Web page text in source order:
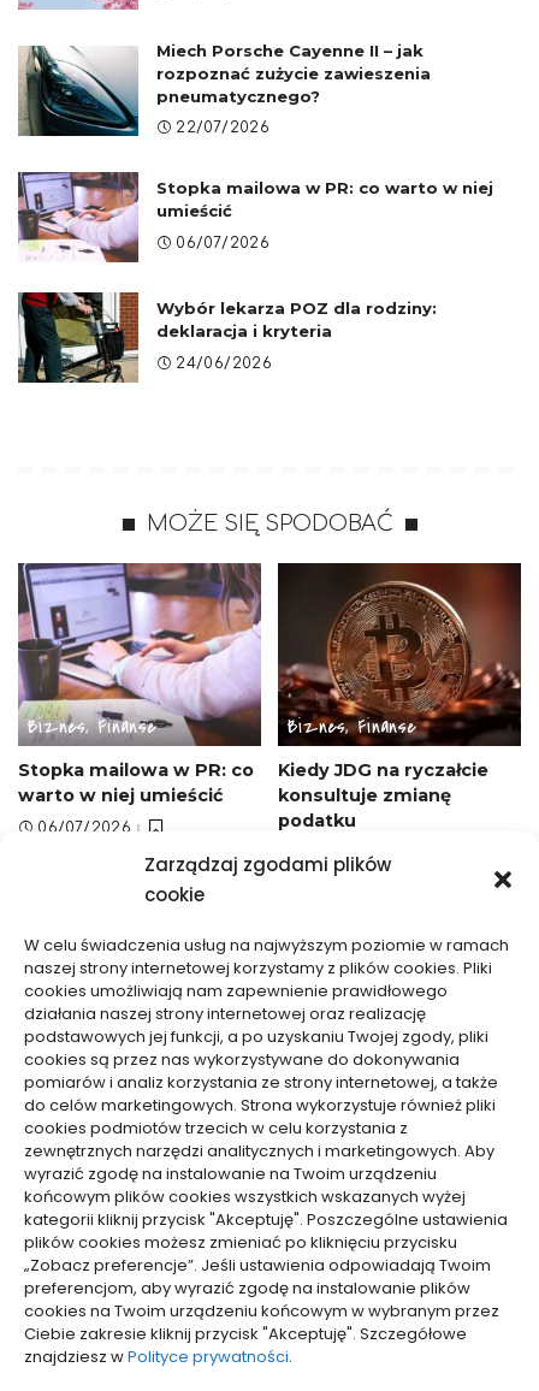
Zarządzaj zgodami plików
cookie
W celu świadczenia usług na najwyższym poziomie w ramach
naszej strony internetowej korzystamy z plików cookies. Pliki
cookies umożliwiają nam zapewnienie prawidłowego
działania naszej strony internetowej oraz realizację
podstawowych jej funkcji, a po uzyskaniu Twojej zgody, pliki
cookies są przez nas wykorzystywane do dokonywania
pomiarów i analiz korzystania ze strony internetowej, a także
do celów marketingowych. Strona wykorzystuje również pliki
cookies podmiotów trzecich w celu korzystania z
zewnętrznych narzędzi analitycznych i marketingowych. Aby
wyrazić zgodę na instalowanie na Twoim urządzeniu
końcowym plików cookies wszystkich wskazanych wyżej
kategorii kliknij przycisk "Akceptuję". Poszczególne ustawienia
plików cookies możesz zmieniać po kliknięciu przycisku
„Zobacz preferencje”. Jeśli ustawienia odpowiadają Twoim
preferencjom, aby wyrazić zgodę na instalowanie plików
cookies na Twoim urządzeniu końcowym w wybranym przez
Ciebie zakresie kliknij przycisk "Akceptuję". Szczegółowe
znajdziesz wPolityce prywatności.
Miech Porsche Cayenne II – jak
rozpoznać zużycie zawieszenia
pneumatycznego?
22/07/2026
Stopka mailowa w PR: co warto w niej
umieścić
06/07/2026
Wybór lekarza POZ dla rodziny:
deklaracja i kryteria
24/06/2026
MOŻE SIĘ SPODOBAĆ
Biznes, Finanse
Stopka mailowa w PR: co
warto w niej umieścić
06/07/2026
Biznes, Finanse
Kiedy JDG na ryczałcie
konsultuje zmianę
podatku
21/06/2026
Biznes, Finanse
Zdolność kredytowa przy
pracy sezonowej za
granicą – realne szanse
04/03/2026
Biznes, Finanse
Jak obliczyć wartość
klienta LTV w firmie –
wzory i przykłady
05/02/2026
WCZYTAJ WIĘCEJ
pozyjonowanie lokalne